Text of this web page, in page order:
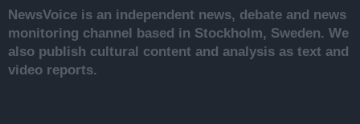
NewsVoice is an independent news, debate and news
monitoring channel based in Stockholm, Sweden. We
also publish cultural content and analysis as text and
video reports.